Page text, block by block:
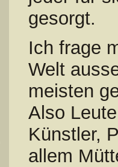
gesorgt.
Ich frage
Welt
meisten
Also
Künstler,
allem